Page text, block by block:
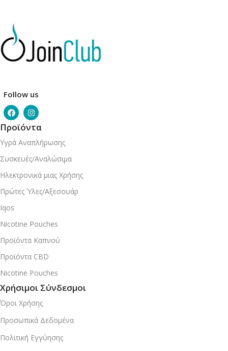
Follow us
Προϊόντα
Υγρά Αναπλήρωσης
Συσκευές/Αναλώσιμα
Ηλεκτρονικά μιας Χρήσης
Πρώτες Ύλες/Αξεσουάρ
Iqos
Nicotine Pouches
Προϊόντα Καπνού
Προϊόντα CBD
Nicotine Pouches
Χρήσιμοι Σύνδεσμοι
Όροι Χρήσης
Προσωπικά Δεδομένα
Πολιτική Εγγύησης